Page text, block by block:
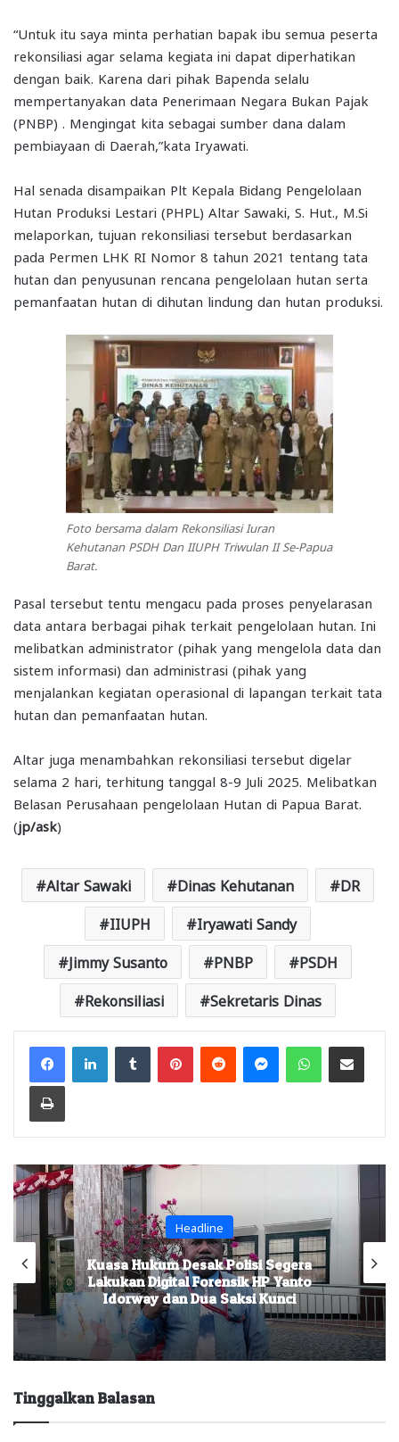
“Untuk itu saya minta perhatian bapak ibu semua peserta
rekonsiliasi agar selama kegiata ini dapat diperhatikan
dengan baik. Karena dari pihak Bapenda selalu
mempertanyakan data Penerimaan Negara Bukan Pajak
(PNBP) . Mengingat kita sebagai sumber dana dalam
pembiayaan di Daerah,”kata Iryawati.
Hal senada disampaikan Plt Kepala Bidang Pengelolaan
Hutan Produksi Lestari (PHPL) Altar Sawaki, S. Hut., M.Si
melaporkan, tujuan rekonsiliasi tersebut berdasarkan
pada Permen LHK RI Nomor 8 tahun 2021 tentang tata
hutan dan penyusunan rencana pengelolaan hutan serta
pemanfaatan hutan di dihutan lindung dan hutan produksi.
Foto bersama dalam Rekonsiliasi Iuran
Kehutanan PSDH Dan IIUPH Triwulan II Se-Papua
Barat.
Pasal tersebut tentu mengacu pada proses penyelarasan
data antara berbagai pihak terkait pengelolaan hutan. Ini
melibatkan administrator (pihak yang mengelola data dan
sistem informasi) dan administrasi (pihak yang
menjalankan kegiatan operasional di lapangan terkait tata
hutan dan pemanfaatan hutan.
Altar juga menambahkan rekonsiliasi tersebut digelar
selama 2 hari, terhitung tanggal 8-9 Juli 2025. Melibatkan
Belasan Perusahaan pengelolaan Hutan di Papua Barat.
(jp/ask)
Altar Sawaki Dinas Kehutanan DR
IIUPH Iryawati Sandy
Jimmy Susanto PNBP PSDH
Rekonsiliasi Sekretaris Dinas
FacebookLinkedInTumblr PinterestReddit MessengerWhatsAppShare via Email
Print
Headline
Desak Polisi Segera
Digital Forensik HP Yanto
dan Dua Saksi Kunci
Praperadilan
Arniati
Tinggalkan Balasan